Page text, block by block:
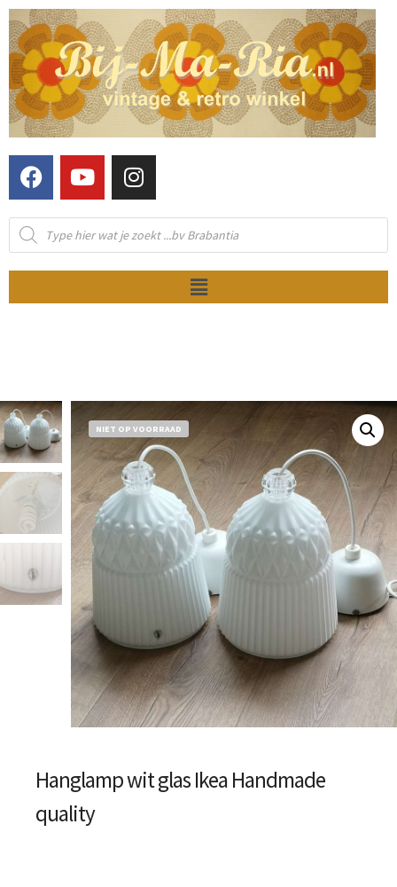
NIET OP VOORRAAD
Hanglamp wit glas Ikea Handmade
quality